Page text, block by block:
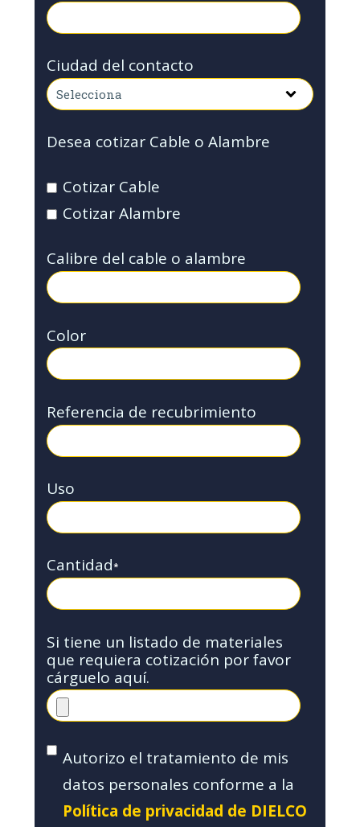
Ciudad del contacto
Desea cotizar Cable o Alambre
Cotizar Cable
Cotizar Alambre
Calibre del cable o alambre
Color
Referencia de recubrimiento
Uso
Cantidad*
Si tiene un listado de materiales
que requiera cotización por favor
cárguelo aquí.
Autorizo el tratamiento de mis
datos personales conforme a la
Política de privacidad de DIELCO